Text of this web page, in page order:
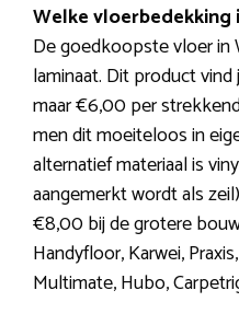
Welke
De goedkoopste vloer in
laminaat. Dit product
maar €6,00 per
men dit moeiteloos in
alternatief materiaal is
aangemerkt wordt als
€8,00 bij de grotere
Handyfloor, Karwei,
Multimate, Hubo,